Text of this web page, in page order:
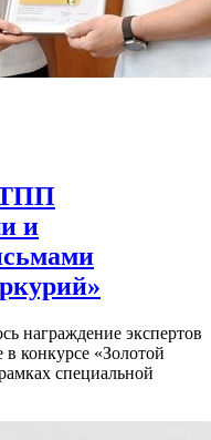
ТПП
и
награждение экспертов
конкурсе «Золотой
специальной